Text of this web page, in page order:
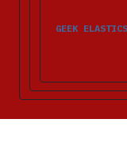
GEEK